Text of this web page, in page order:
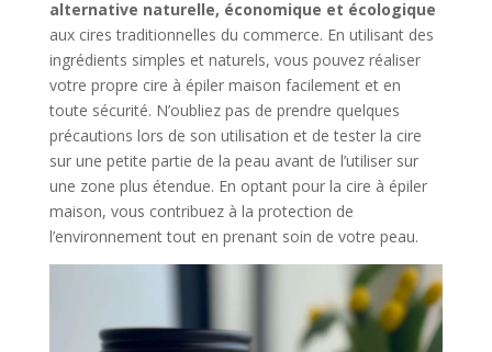
alternative naturelle, économique et écologique
aux cires traditionnelles du commerce. En utilisant des
ingrédients simples et naturels, vous pouvez réaliser
votre propre cire à épiler maison facilement et en
toute sécurité. N’oubliez pas de prendre quelques
précautions lors de son utilisation et de tester la cire
sur une petite partie de la peau avant de l’utiliser sur
une zone plus étendue. En optant pour la cire à épiler
maison, vous contribuez à la protection de
l’environnement tout en prenant soin de votre peau.